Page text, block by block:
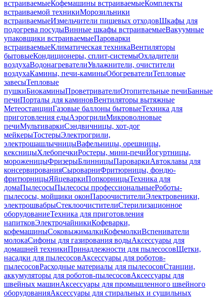
встраиваемыеКофемашины встраиваемыеКомплекты
встраиваемой техникиМорозильники
встраиваемыеИзмельчители пищевых отходовШкафы для
подогрева посудыВинные шкафы встраиваемыеВакуумные
упаковщики встраиваемыеПароварки
встраиваемыеКлиматическая техникаВентиляторы
бытовыеКондиционеры, сплит-системыОхладители
воздухаВодонагревателиУвлажнители, очистители
воздухаКамины, печи-каминыОбогревателиТепловые
завесыТепловые
пушкиБиокаминыПроветривателиОтопительные печиБанные
печиПорталы для каминовВентиляторы вытяжные
МетеостанцииГазовые баллоны бытовыеТехника для
приготовления едыАэрогрилиМикроволновые
печиМультиваркиСэндвичницы, хот-дог
мейкерыТостерыЭлектрогрили,
электрошашлычницыВафельницы, орешницы,
кексницыХлебопечкиРостеры, мини-печиЙогуртницы,
мороженицыФризерыБлинницыПароваркиАвтоклавы для
консервированияСыроварниФритюрницы, фондю-
фритюрницыЯйцеваркиПопкорницыТехника для
домаПылесосыПылесосы профессиональныеРоботы-
пылесосы, мойщики оконПароочистителиЭлектровеники,
электрошвабрыСтеклоочистителиСтерилизационное
оборудованиеТехника для приготовления
напитковЭлектрочайникиКофеварки,
кофемашиныСоковыжималкиКофемолкиВспениватели
молокаСифоны для газирования водыАксессуары для
домашней техникиПринадлежности для пылесосовЩетки,
насадки для пылесосовАксессуары для роботов-
пылесосовРасходные материалы для пылесосовСтанции,
аккумуляторы для роботов-пылесосовАксессуары для
швейных машинАксессуары для промышленного швейного
оборудованияАксессуары для стиральных и сушильных